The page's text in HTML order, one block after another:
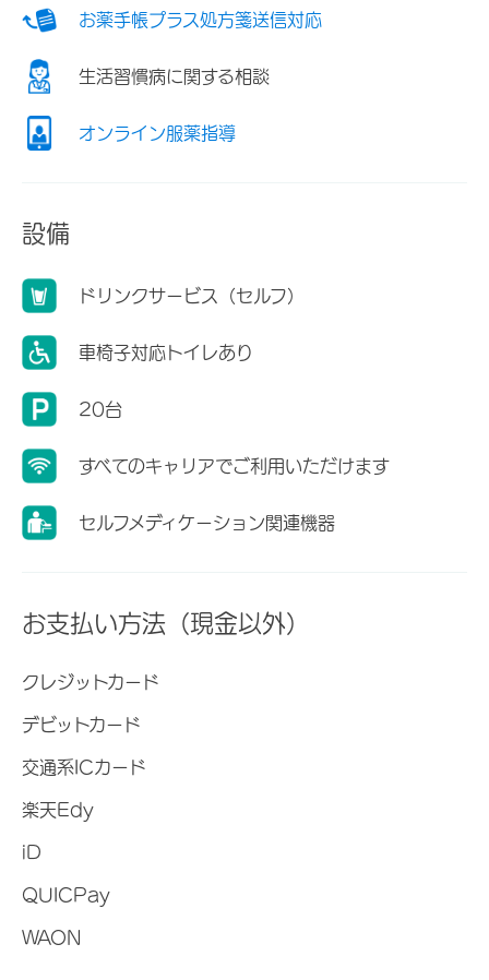
お薬手帳プラス処方箋送信対応
生活習慣病に関する相談
オンライン服薬指導
設備
ドリンクサービス（セルフ）
車椅子対応トイレあり
20台
すべてのキャリアでご利用いただけます
セルフメディケーション関連機器
お支払い方法（現金以外）
クレジットカード
デビットカード
交通系ICカード
楽天Edy
iD
QUICPay
WAON